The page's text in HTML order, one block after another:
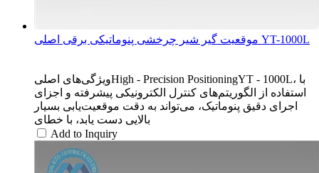
موقعیت گیر شیر چرخشی پنوماتیکی برقی اصلی YT-1000L
ویژگی‌های اصلیHigh - Precision PositioningYT - 1000L، با
استفاده از الگوریتم‌های کنترل الکترونیکی پیشرفته و اجزای
اجرای دقیق پنوماتیک، می‌تواند به دقت موقعیت‌یابی بسیار
بالایی دست یابد، با خطای
Add to Inquiry